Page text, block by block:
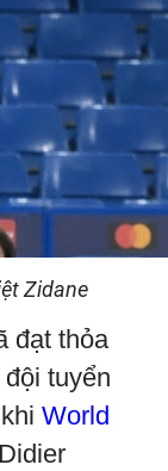
Zidane
đạt thỏa
tuyển
World